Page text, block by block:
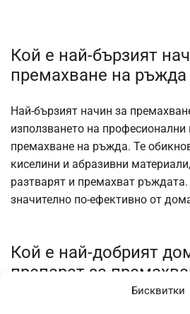
Бисквитки
Кой е най-бързият
премахване на ръжда
Най-бързият начин за
използването на професионални
премахване на ръжда. Те
киселини и абразивни
разтварят и премахват ръждата.
значително по-ефективно от
Кой е най-добрият
препарат за